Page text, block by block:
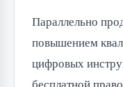
Параллельно
повышением
цифровых